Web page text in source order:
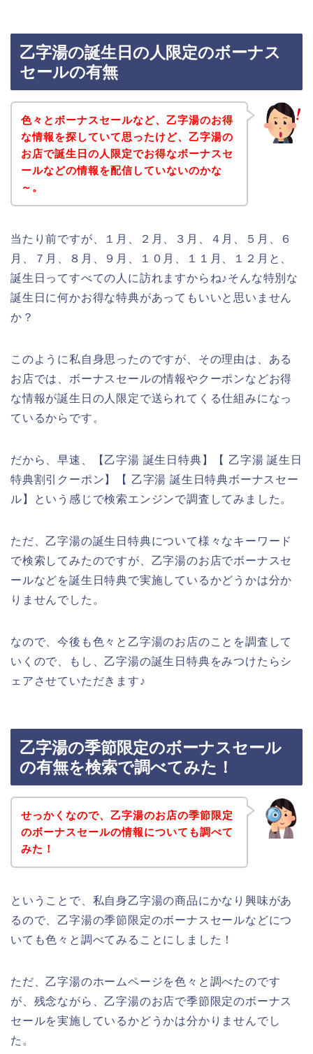
乙字湯の誕生日の人限定のボーナス
セールの有無
色々とボーナスセールなど、乙字湯のお得
な情報を探していて思ったけど、乙字湯の
お店で誕生日の人限定でお得なボーナスセ
ールなどの情報を配信していないのかな
～。
当たり前ですが、１月、２月、３月、４月、５月、６
月、７月、８月、９月、１０月、１１月、１２月と、
誕生日ってすべての人に訪れますからね♪そんな特別な
誕生日に何かお得な特典があってもいいと思いません
か？
このように私自身思ったのですが、その理由は、ある
お店では、ボーナスセールの情報やクーポンなどお得
な情報が誕生日の人限定で送られてくる仕組みになっ
ているからです。
だから、早速、【乙字湯 誕生日特典】【 乙字湯 誕生日
特典割引クーポン】【 乙字湯 誕生日特典ボーナスセー
ル】という感じで検索エンジンで調査してみました。
ただ、乙字湯の誕生日特典について様々なキーワード
で検索してみたのですが、乙字湯のお店でボーナスセ
ールなどを誕生日特典で実施しているかどうかは分か
りませんでした。
なので、今後も色々と乙字湯のお店のことを調査して
いくので、もし、乙字湯の誕生日特典をみつけたらシ
ェアさせていただきます♪
乙字湯の季節限定のボーナスセール
の有無を検索で調べてみた！
せっかくなので、乙字湯のお店の季節限定
のボーナスセールの情報についても調べて
みた！
ということで、私自身乙字湯の商品にかなり興味があ
るので、乙字湯の季節限定のボーナスセールなどにつ
いても色々と調べてみることにしました！
ただ、乙字湯のホームページを色々と調べたのです
が、残念ながら、乙字湯のお店で季節限定のボーナス
セールを実施しているかどうかは分かりませんでし
た。